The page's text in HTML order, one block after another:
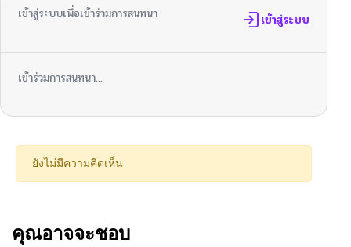
เข้าสู่ระบบเพื่อเข้าร่วมการสนทนา เข้าสู่ระบบ
เข้าร่วมการสนทนา...
ยังไม่มีความคิดเห็น
คุณอาจจะชอบ